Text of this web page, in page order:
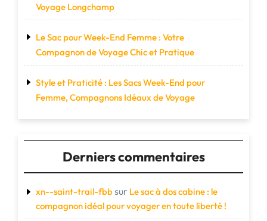
Voyage Longchamp
Le Sac pour Week-End Femme : Votre
Compagnon de Voyage Chic et Pratique
Style et Praticité : Les Sacs Week-End pour
Femme, Compagnons Idéaux de Voyage
Derniers commentaires
xn--saint-trail-fbbsur Le sac à dos cabine : le
compagnon idéal pour voyager en toute liberté !